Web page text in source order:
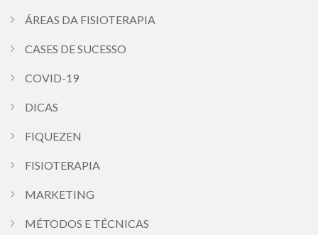
ÁREAS DA FISIOTERAPIA
CASES DE SUCESSO
COVID-19
DICAS
FIQUEZEN
FISIOTERAPIA
MARKETING
MÉTODOS E TÉCNICAS